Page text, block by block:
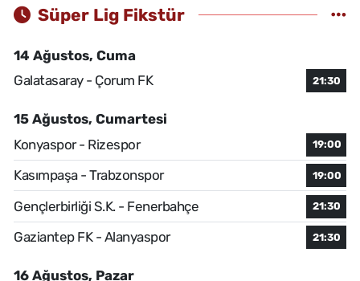
Süper Lig Fikstür
14 Ağustos, Cuma
Galatasaray - Çorum FK
21:30
15 Ağustos, Cumartesi
Konyaspor - Rizespor
19:00
Kasımpaşa - Trabzonspor 19:00
Gençlerbirliği S.K. - Fenerbahçe 21:30
Gaziantep FK - Alanyaspor 21:30
16 Ağustos, Pazar